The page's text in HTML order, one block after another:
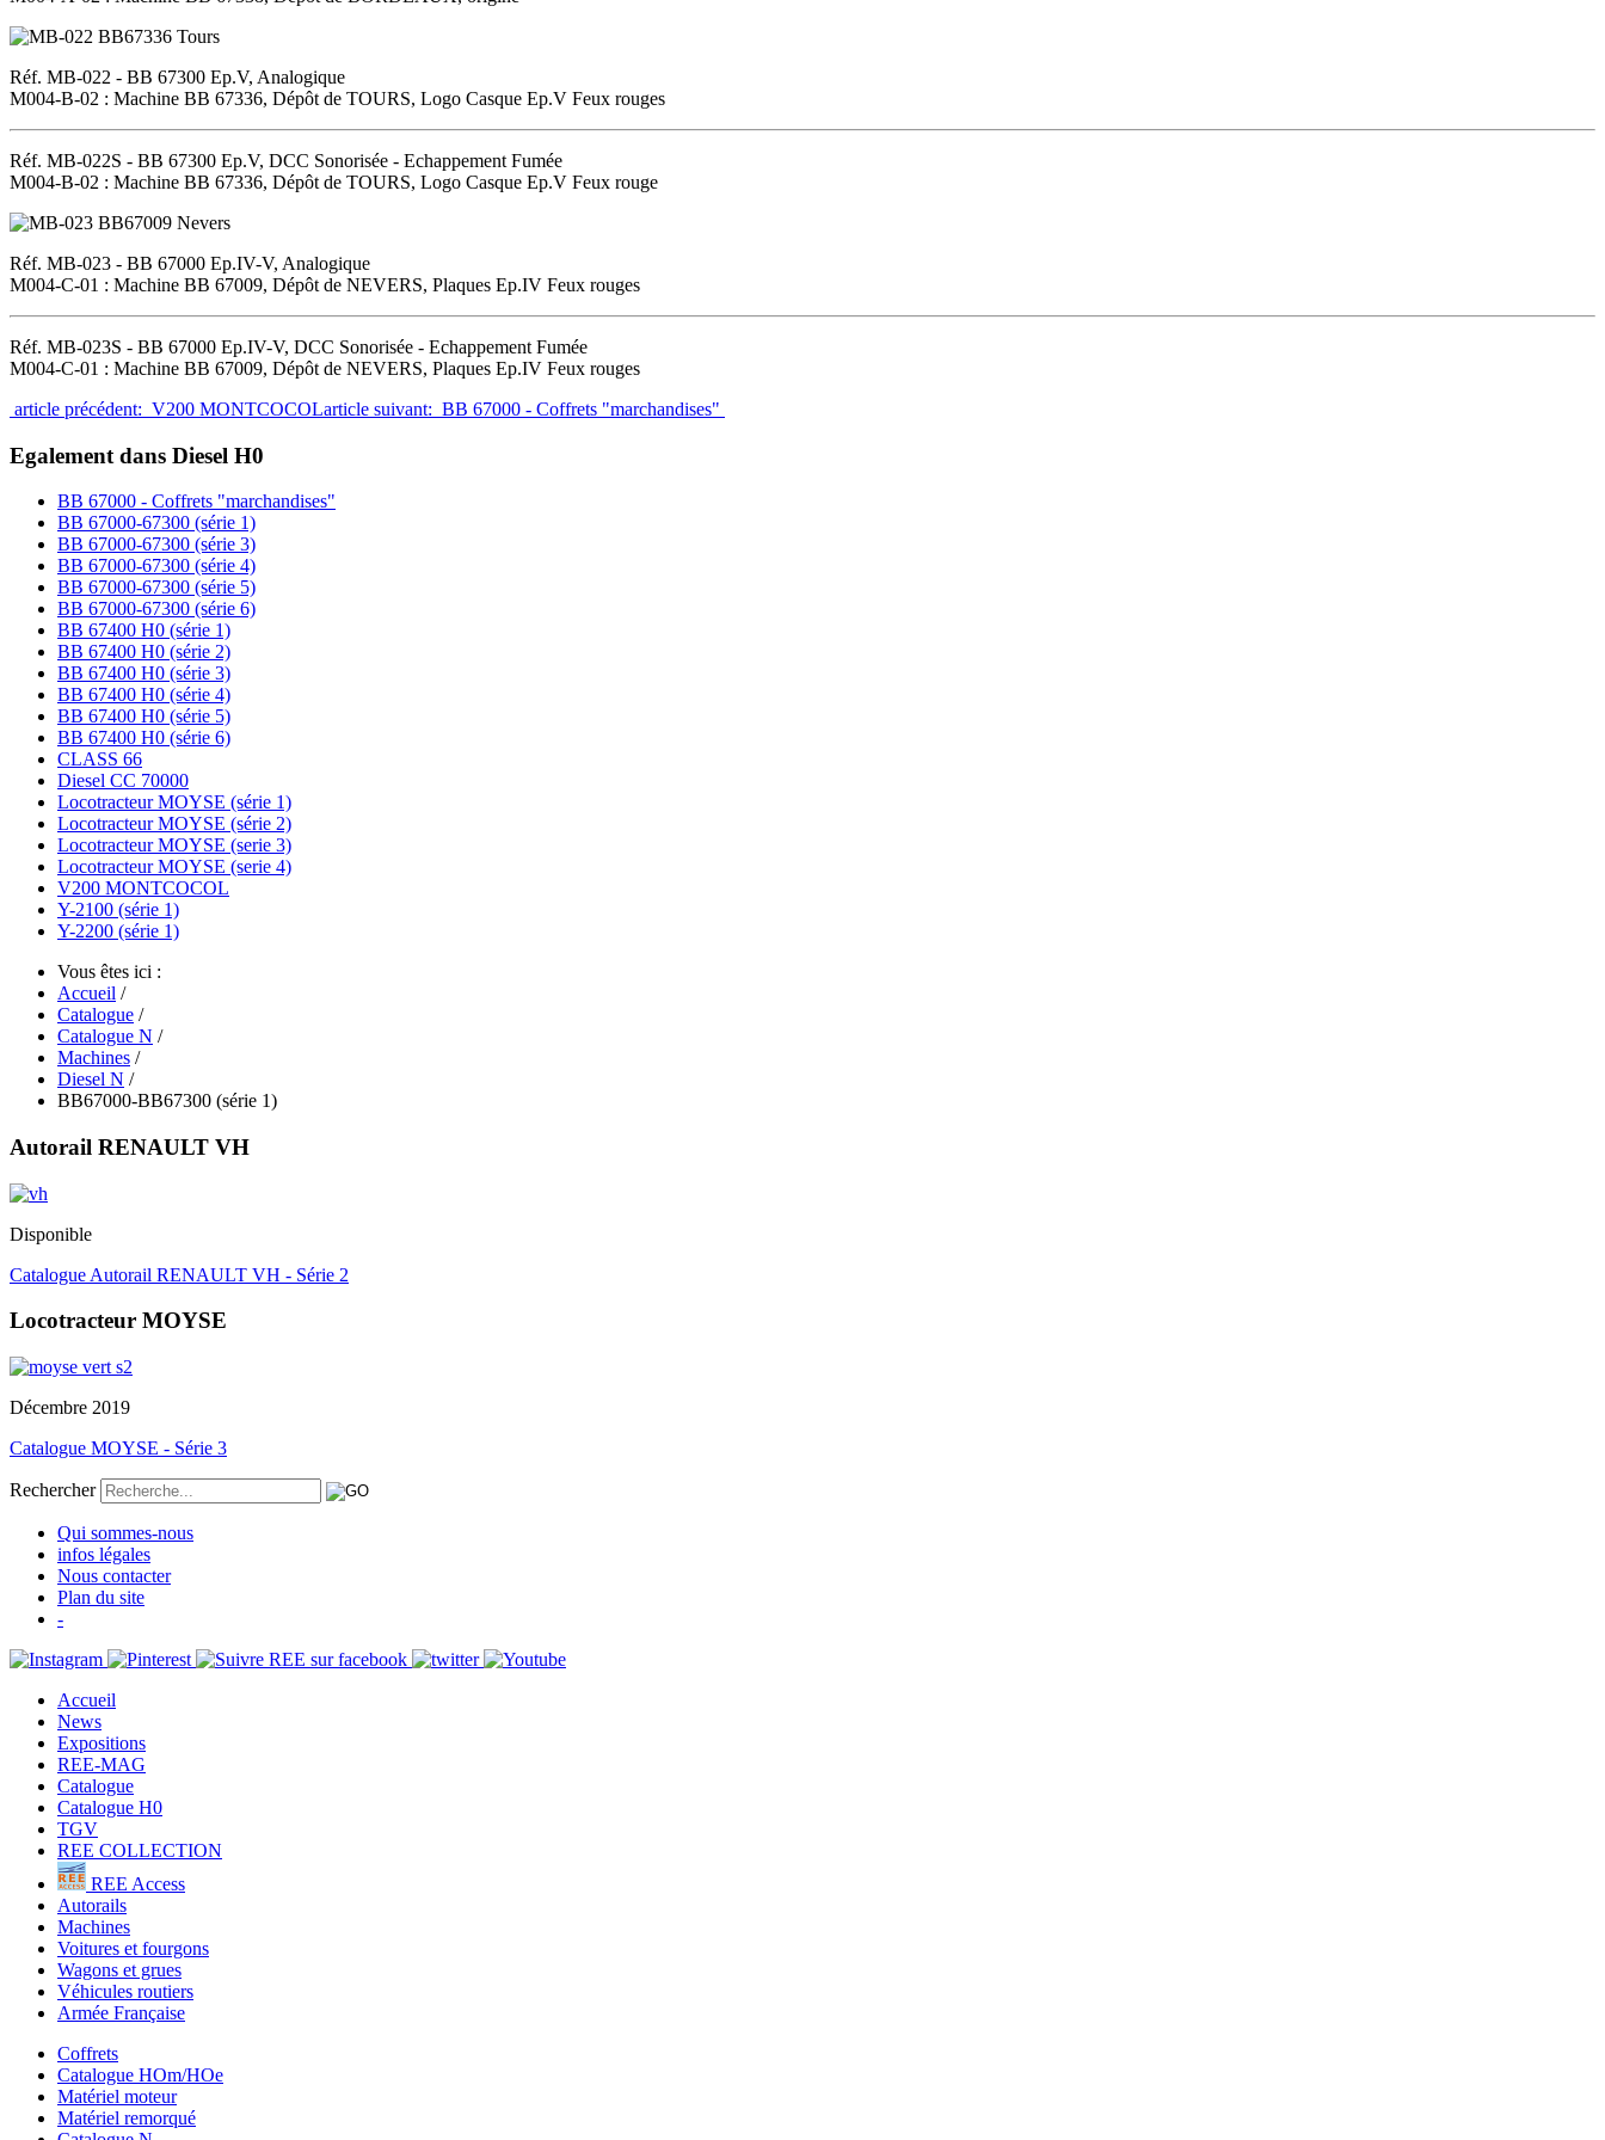
Réf. MB-022 - BB 67300 Ep.V, Analogique
M004-B-02 : Machine BB 67336, Dépôt de TOURS, Logo Casque Ep.V Feux rouges
Réf. MB-022S - BB 67300 Ep.V, DCC Sonorisée - Echappement Fumée
M004-B-02 : Machine BB 67336, Dépôt de TOURS, Logo Casque Ep.V Feux rouge
Réf. MB-023 - BB 67000 Ep.IV-V, Analogique
M004-C-01 : Machine BB 67009, Dépôt de NEVERS, Plaques Ep.IV Feux rouges
Réf. MB-023S - BB 67000 Ep.IV-V, DCC Sonorisée - Echappement Fumée
M004-C-01 : Machine BB 67009, Dépôt de NEVERS, Plaques Ep.IV Feux rouges
article précédent: V200 MONTCOCOLarticle suivant: BB 67000 - Coffrets "marchandises"
Egalement dans Diesel H0
BB 67000 - Coffrets "marchandises"
BB 67000-67300 (série 1)
BB 67000-67300 (série 3)
BB 67000-67300 (série 4)
BB 67000-67300 (série 5)
BB 67000-67300 (série 6)
BB 67400 H0 (série 1)
BB 67400 H0 (série 2)
BB 67400 H0 (série 3)
BB 67400 H0 (série 4)
BB 67400 H0 (série 5)
BB 67400 H0 (série 6)
CLASS 66
Diesel CC 70000
Locotracteur MOYSE (série 1)
Locotracteur MOYSE (série 2)
Locotracteur MOYSE (serie 3)
Locotracteur MOYSE (serie 4)
V200 MONTCOCOL
Y-2100 (série 1)
Y-2200 (série 1)
Vous êtes ici :
Accueil /
Catalogue /
Catalogue N /
Machines /
Diesel N /
BB67000-BB67300 (série 1)
Autorail RENAULT VH
Disponible
Catalogue Autorail RENAULT VH - Série 2
Locotracteur MOYSE
Décembre 2019
Catalogue MOYSE - Série 3
Rechercher
Qui sommes-nous
infos légales
Nous contacter
Plan du site
-
Accueil
News
Expositions
REE-MAG
Catalogue
Catalogue H0
TGV
REE COLLECTION
REE Access
Autorails
Machines
Voitures et fourgons
Wagons et grues
Véhicules routiers
Armée Française
Coffrets
Catalogue HOm/HOe
Matériel moteur
Matériel remorqué